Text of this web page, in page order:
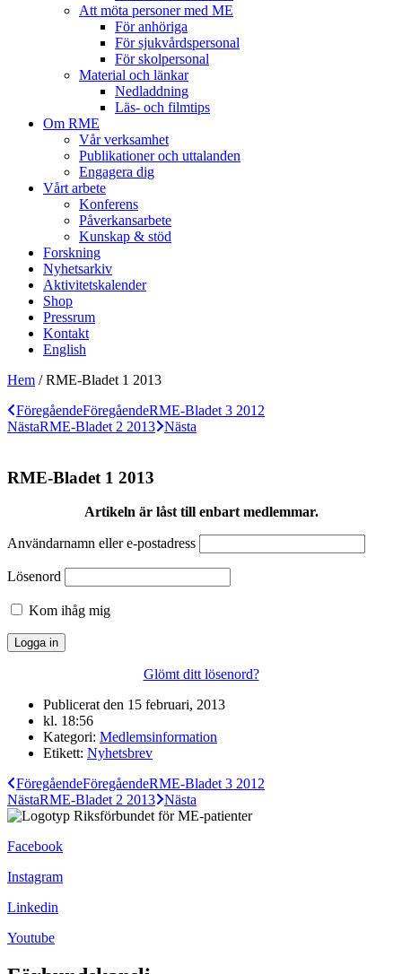
Att möta personer med ME
För anhöriga
För sjukvårdspersonal
För skolpersonal
Material och länkar
Nedladdning
Läs- och filmtips
Om RME
Vår verksamhet
Publikationer och uttalanden
Engagera dig
Vårt arbete
Konferens
Påverkansarbete
Kunskap & stöd
Forskning
Nyhetsarkiv
Aktivitetskalender
Shop
Pressrum
Kontakt
English
Hem /RME-Bladet 1 2013
FöregåendeFöregåendeRME-Bladet 3 2012
NästaRME-Bladet 2 2013 Nästa
RME-Bladet 1 2013
Artikeln är låst till enbart medlemmar.
Användarnamn eller e-postadress
Lösenord
Kom ihåg mig
Glömt ditt lösenord?
Publicerat den 15 februari, 2013
kl. 18:56
Kategori: Medlemsinformation
Etikett: Nyhetsbrev
FöregåendeFöregåendeRME-Bladet 3 2012
NästaRME-Bladet 2 2013 Nästa
Facebook
Instagram
Linkedin
Youtube